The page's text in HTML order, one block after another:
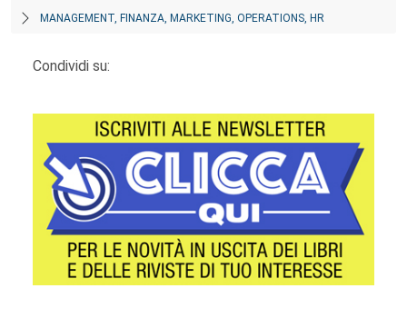
MANAGEMENT, FINANZA, MARKETING, OPERATIONS, HR
Condividi su: